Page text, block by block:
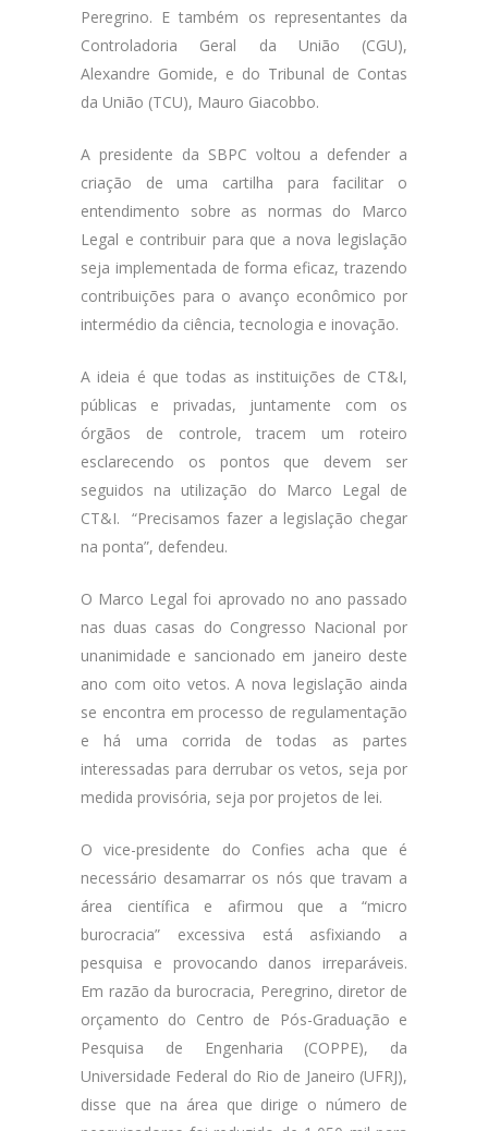
Peregrino. E também os representantes da
Controladoria Geral da União (CGU),
Alexandre Gomide, e do Tribunal de Contas
da União (TCU), Mauro Giacobbo.
A presidente da SBPC voltou a defender a
criação de uma cartilha para facilitar o
entendimento sobre as normas do Marco
Legal e contribuir para que a nova legislação
seja implementada de forma eficaz, trazendo
contribuições para o avanço econômico por
intermédio da ciência, tecnologia e inovação.
A ideia é que todas as instituições de CT&I,
públicas e privadas, juntamente com os
órgãos de controle, tracem um roteiro
esclarecendo os pontos que devem ser
seguidos na utilização do Marco Legal de
CT&I. “Precisamos fazer a legislação chegar
na ponta”, defendeu.
O Marco Legal foi aprovado no ano passado
nas duas casas do Congresso Nacional por
unanimidade e sancionado em janeiro deste
ano com oito vetos. A nova legislação ainda
se encontra em processo de regulamentação
e há uma corrida de todas as partes
interessadas para derrubar os vetos, seja por
medida provisória, seja por projetos de lei.
O vice-presidente do Confies acha que é
necessário desamarrar os nós que travam a
área científica e afirmou que a “micro
burocracia” excessiva está asfixiando a
pesquisa e provocando danos irreparáveis.
Em razão da burocracia, Peregrino, diretor de
orçamento do Centro de Pós-Graduação e
Pesquisa de Engenharia (COPPE), da
Universidade Federal do Rio de Janeiro (UFRJ),
disse que na área que dirige o número de